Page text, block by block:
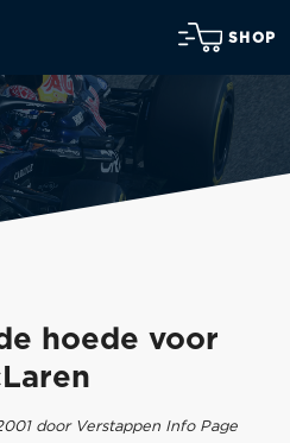
SHOP
hoede voor
door Verstappen Info Page